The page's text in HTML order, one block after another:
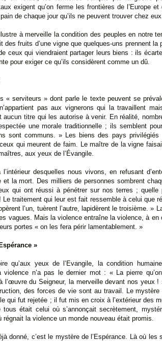
exigent qu’on ferme les frontières de l’Europe
de chaque jour qu’ils ne peuvent trouver chez
à merveille la condition des peuples en notre
des fruits d’une vigne que quelques-uns prennent
ceux qui viendraient partager leurs biens : ils
pour exiger ce qu’ils considèrent comme un dû.
« serviteurs » dont parle le texte peuvent se
pas aux vignerons qui la travaillent
aucun titre qui les autorise à venir. En réalité,
une morale traditionnelle ; ils semblent
sont communs. » Les biens des pays privilégiés
qui meurent de faim. Le maître de la vigne
aux yeux de l’Évangile.
desquelles nous vivons, en refusant
et la mort. Des milliers de personnes sombrent
qui ont réussi à pénétrer sur nos terres ;
traitement qui leur est fait ressemble à celui que
l’un, tuèrent l’autre, lapidèrent le troisième. »
vagues. Mais la violence entraîne la violence, à
portes « on les fera périr lamentablement. »
»
qu’aux yeux de l’Evangile, la condition
violence n’a pas le dernier mot : « La pierre
l’œuvre du Seigneur, la merveille devant nos yeux
des forces de vie sont au travail. Le
qui fut rejetée ; il fut mis en croix à l’extérieur des
tous était celui où s’annonçait secrètement,
la violence un monde nouveau était promis.
donné, c’est le mystère de l’Espérance. Là où